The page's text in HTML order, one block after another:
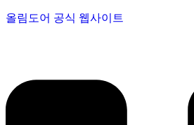
올림도어 공식 웹사이트